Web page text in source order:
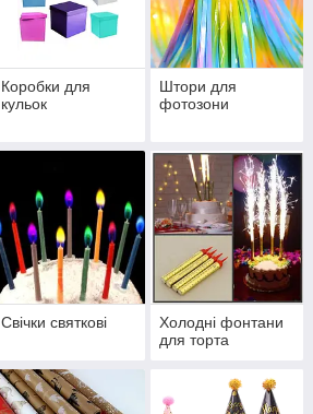
Коробки для
кульок
Штори для
фотозони
Свічки святкові
Холодні фонтани
для торта